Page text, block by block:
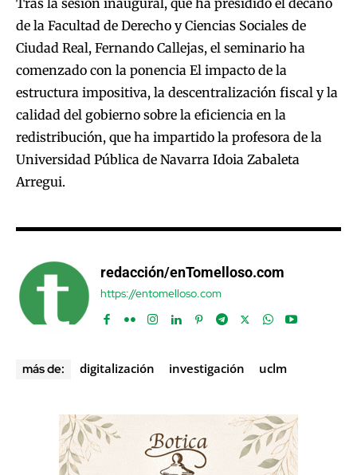
de la Facultad de Derecho y Ciencias Sociales de
Ciudad Real, Fernando Callejas, el seminario ha
comenzado con la ponencia El impacto de la
estructura impositiva, la descentralización fiscal y la
calidad del gobierno sobre la eficiencia en la
redistribución, que ha impartido la profesora de la
Universidad Pública de Navarra Idoia Zabaleta
Arregui.
redacción/enTomelloso.com
https://entomelloso.com
más de: digitalización investigación uclm